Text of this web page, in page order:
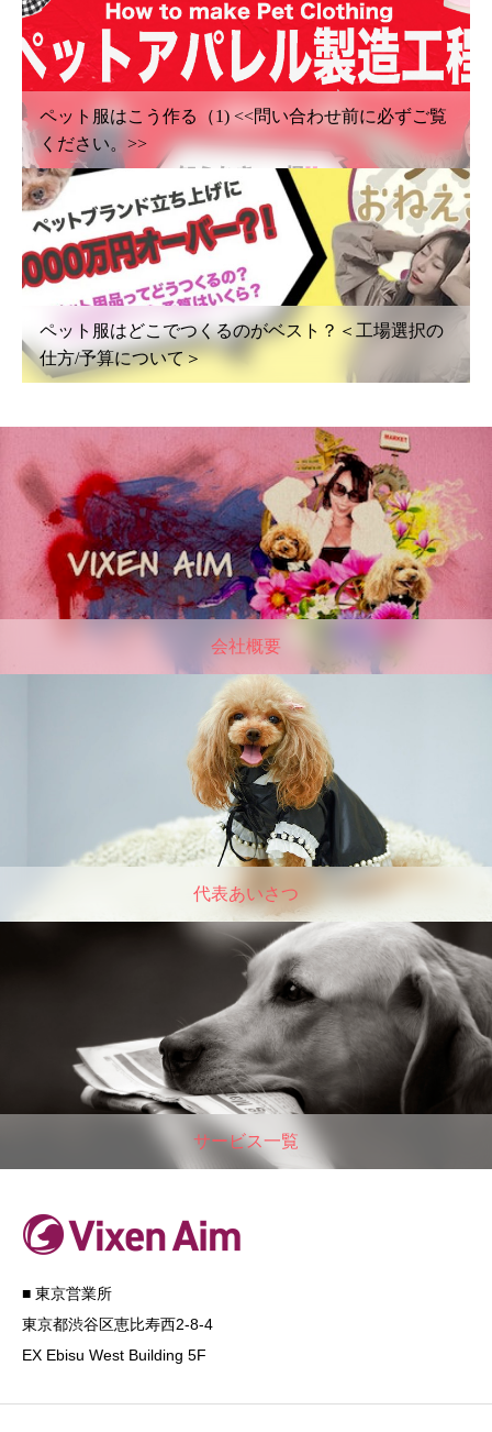
ペット服はこう作る（1) <<問い合わせ前に必ずご覧
ください。>>
ペット服はどこでつくるのがベスト？＜工場選択の
仕方/予算について＞
会社概要
代表あいさつ
サービス一覧
■ 東京営業所
東京都渋谷区恵比寿西2-8-4
EX Ebisu West Building 5F